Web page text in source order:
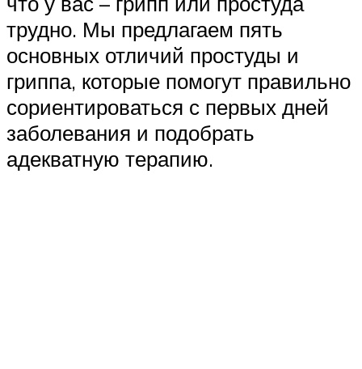
трудно. Мы предлагаем пять
основных отличий простуды и
гриппа, которые помогут правильно
сориентироваться с первых дней
заболевания и подобрать
адекватную терапию.